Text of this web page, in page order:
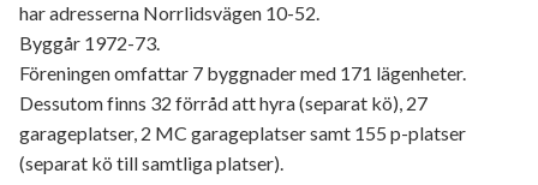
har adresserna Norrlidsvägen 10-52.
Byggår 1972-73.
Föreningen omfattar 7 byggnader med 171 lägenheter.
Dessutom finns 32 förråd att hyra (separat kö), 27
garageplatser, 2 MC garageplatser samt 155 p-platser
(separat kö till samtliga platser).